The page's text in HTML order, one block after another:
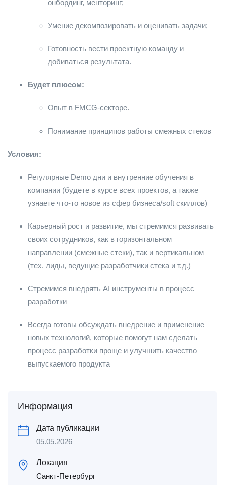
онбординг, менторинг;
Умение декомпозировать и оценивать задачи;
Готовность вести проектную команду и
добиваться результата.
Будет плюсом:
Опыт в FMCG-секторе.
Понимание принципов работы смежных стеков
Условия:
Регулярные Demo дни и внутренние обучения в
компании (будете в курсе всех проектов, а также
узнаете что-то новое из сфер бизнеса/soft скиллов)
Карьерный рост и развитие, мы стремимся развивать
своих сотрудников, как в горизонтальном
направлении (смежные стеки), так и вертикальном
(тех. лиды, ведущие разработчики стека и т.д.)
Стремимся внедрять AI инструменты в процесс
разработки
Всегда готовы обсуждать внедрение и применение
новых технологий, которые помогут нам сделать
процесс разработки проще и улучшить качество
выпускаемого продукта
Информация
Дата публикации
05.05.2026
Локация
Санкт-Петербург